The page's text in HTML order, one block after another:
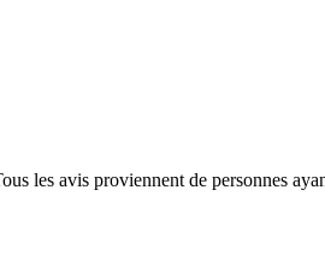
les avis proviennent de personnes